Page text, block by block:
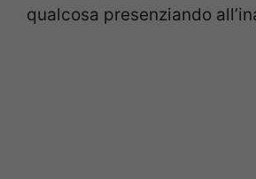
qualcosa presenziando